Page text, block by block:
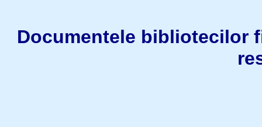
Documentele bibliotecilor